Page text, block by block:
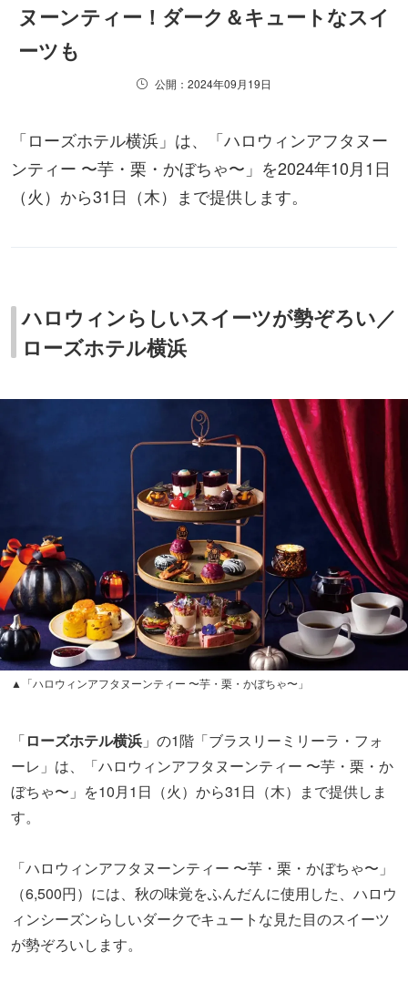
ヌーンティー！ダーク＆キュートなスイ
ーツも
公開：2024年09月19日
「ローズホテル横浜」は、「ハロウィンアフタヌー
ンティー 〜芋・栗・かぼちゃ〜」を2024年10月1日
（火）から31日（木）まで提供します。
ハロウィンらしいスイーツが勢ぞろい／
ローズホテル横浜
▲「ハロウィンアフタヌーンティー 〜芋・栗・かぼちゃ〜」
「ローズホテル横浜 」の1階「ブラスリーミリーラ・フォ
ーレ」は、「ハロウィンアフタヌーンティー 〜芋・栗・か
ぼちゃ〜」を10月1日（火）から31日（木）まで提供しま
す。
「ハロウィンアフタヌーンティー 〜芋・栗・かぼちゃ〜」
（6,500円）には、秋の味覚をふんだんに使用した、ハロウ
ィンシーズンらしいダークでキュートな見た目のスイーツ
が勢ぞろいします。